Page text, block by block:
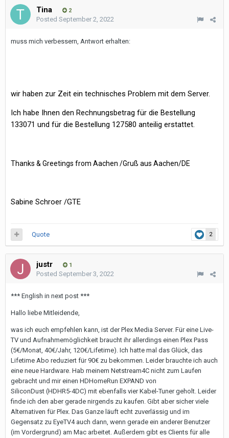
Tina 2
Posted September 2, 2022
muss mich verbessern, Antwort erhalten:
wir haben zur Zeit ein technisches Problem mit dem Server.
Ich habe Ihnen den Rechnungsbetrag für die Bestellung
133071 und für die Bestellung 127580 anteilig erstattet.
Thanks & Greetings from Aachen /Gruß aus Aachen/DE
Sabine Schroer /GTE
2
Quote
justr 1
Posted September 3, 2022
*** English in next post ***
Hallo liebe Mitleidende,
was ich euch empfehlen kann, ist der Plex Media Server. Für eine Live-
TV und Aufnahmemöglichkeit braucht ihr allerdings einen Plex Pass
(5€/Monat, 40€/Jahr, 120€/Lifetime). Ich hatte mal das Glück, das
Lifetime Abo reduziert für 90€ zu bekommen. Leider brauchte ich auch
eine neue Hardware. Hab meinem Netstream4C nicht zum Laufen
gebracht und mir einen HDHomeRun EXPAND von
SiliconDust (HDHR5-4DC) mit ebenfalls vier Kabel-Tuner geholt. Leider
finde ich den aber gerade nirgends zu kaufen. Gibt aber sicher viele
Alternativen für Plex. Das Ganze läuft echt zuverlässig und im
Gegensatz zu EyeTV4 auch dann, wenn gerade ein anderer Benutzer
(im Vordergrund) am Mac arbeitet. Außerdem gibt es Clients für alle